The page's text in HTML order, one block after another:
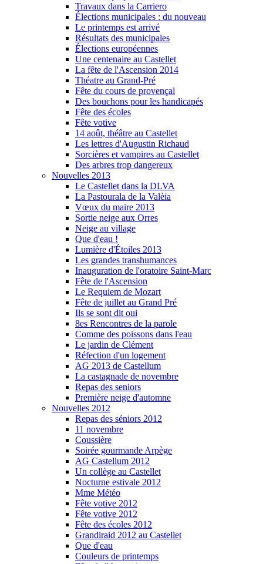
Travaux dans la Carriero
Élections municipales : du nouveau
Le printemps est arrivé
Résultats des municipales
Élections européennes
Une centenaire au Castellet
La fête de l'Ascension 2014
Théatre au Grand-Pré
Fête du cours de provençal
Des bouchons pour les handicapés
Fête des écoles
Fête votive
14 août, théâtre au Castellet
Les lettres d'Augustin Richaud
Sorcières et vampires au Castellet
Des arbres trop dangereux
Nouvelles 2013
Le Castellet dans la DLVA
La Pastourala de la Valèia
Vœux du maire 2013
Sortie neige aux Orres
Neige au village
Que d'eau !
Lumière d'Étoiles 2013
Les grandes transhumances
Inauguration de l'oratoire Saint-Marc
Fête de l'Ascension
Le Requiem de Mozart
Fête de juillet au Grand Pré
Ils se sont dit oui
8es Rencontres de la parole
Comme des poissons dans l'eau
Le jardin de Clément
Réfection d'un logement
AG 2013 de Castellum
La castagnade de novembre
Repas des seniors
Première neige d'automne
Nouvelles 2012
Repas des séniors 2012
11 novembre
Coussière
Soirée gourmande Arpège
AG Castellum 2012
Un collège au Castellet
Nocturne estivale 2012
Mme Météo
Fête votive 2012
Fête votive 2012
Fête des écoles 2012
Grandiraid 2012 au Castellet
Que d'eau
Couleurs de printemps